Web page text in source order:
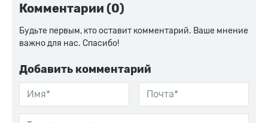
Комментарии (0)
Будьте первым, кто оставит комментарий. Ваше мнение
важно для нас. Спасибо!
Добавить комментарий